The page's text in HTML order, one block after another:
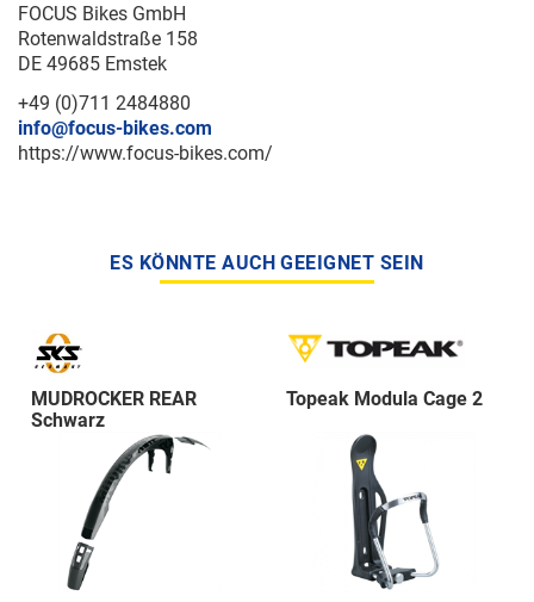
FOCUS Bikes GmbH
Rotenwaldstraße 158
DE 49685 Emstek
+49 (0)711 2484880
info@focus-bikes.com
https://www.focus-bikes.com/
ES KÖNNTE AUCH GEEIGNET SEIN
MUDROCKER REAR
Schwarz
Topeak Modula Cage 2